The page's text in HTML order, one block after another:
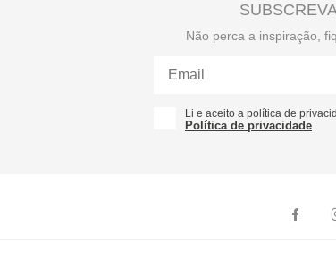
Não perca a inspiração,
Li e aceito a política de
Política de privacidade